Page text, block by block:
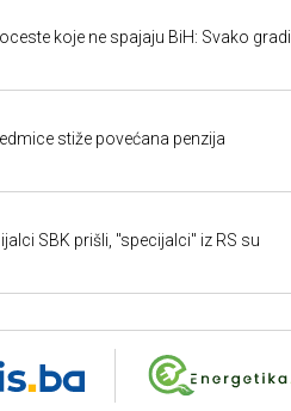
koje ne spajaju BiH: Svako gradi
stiže povećana penzija
SBK prišli, "specijalci" iz RS su